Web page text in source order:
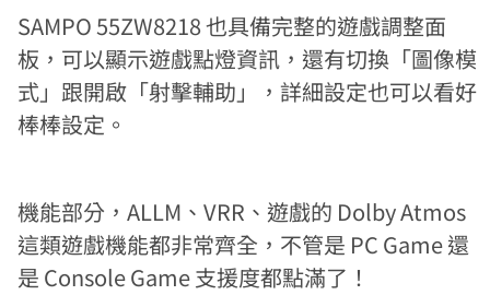
SAMPO 55ZW8218 也具備完整的遊戲調整面
板，可以顯示遊戲點燈資訊，還有切換「圖像模
式」跟開啟「射擊輔助」，詳細設定也可以看好
棒棒設定。
機能部分，ALLM、VRR、遊戲的 Dolby Atmos
這類遊戲機能都非常齊全，不管是 PC Game 還
是 Console Game 支援度都點滿了！